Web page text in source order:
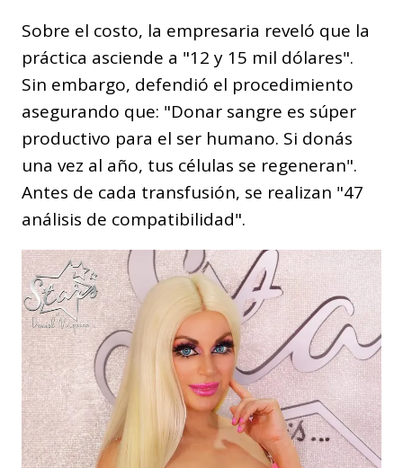
Sobre el costo, la empresaria reveló que la
práctica asciende a "12 y 15 mil dólares".
Sin embargo, defendió el procedimiento
asegurando que: "Donar sangre es súper
productivo para el ser humano. Si donás
una vez al año, tus células se regeneran".
Antes de cada transfusión, se realizan "47
análisis de compatibilidad".